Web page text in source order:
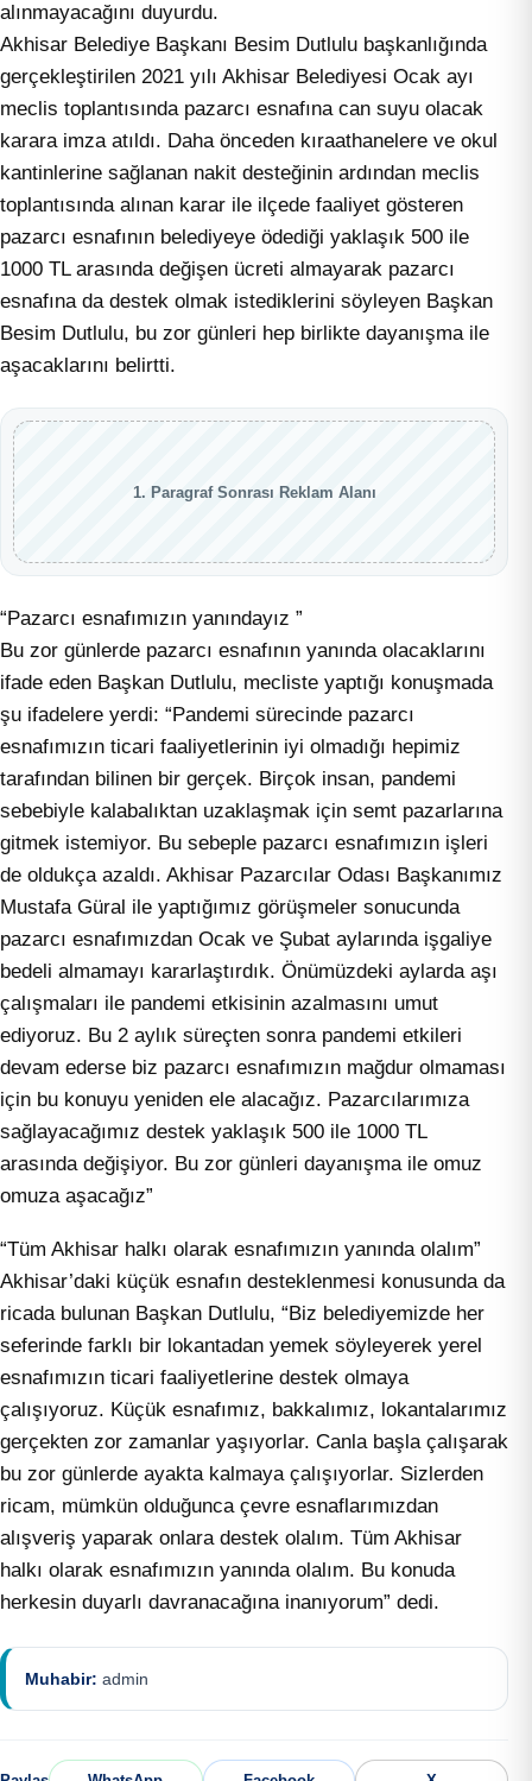
alınmayacağını duyurdu.
Akhisar Belediye Başkanı Besim Dutlulu başkanlığında
gerçekleştirilen 2021 yılı Akhisar Belediyesi Ocak ayı
meclis toplantısında pazarcı esnafına can suyu olacak
karara imza atıldı. Daha önceden kıraathanelere ve okul
kantinlerine sağlanan nakit desteğinin ardından meclis
toplantısında alınan karar ile ilçede faaliyet gösteren
pazarcı esnafının belediyeye ödediği yaklaşık 500 ile
1000 TL arasında değişen ücreti almayarak pazarcı
esnafına da destek olmak istediklerini söyleyen Başkan
Besim Dutlulu, bu zor günleri hep birlikte dayanışma ile
aşacaklarını belirtti.
1. Paragraf Sonrası Reklam Alanı
“Pazarcı esnafımızın yanındayız ”
Bu zor günlerde pazarcı esnafının yanında olacaklarını
ifade eden Başkan Dutlulu, mecliste yaptığı konuşmada
şu ifadelere yerdi: “Pandemi sürecinde pazarcı
esnafımızın ticari faaliyetlerinin iyi olmadığı hepimiz
tarafından bilinen bir gerçek. Birçok insan, pandemi
sebebiyle kalabalıktan uzaklaşmak için semt pazarlarına
gitmek istemiyor. Bu sebeple pazarcı esnafımızın işleri
de oldukça azaldı. Akhisar Pazarcılar Odası Başkanımız
Mustafa Güral ile yaptığımız görüşmeler sonucunda
pazarcı esnafımızdan Ocak ve Şubat aylarında işgaliye
bedeli almamayı kararlaştırdık. Önümüzdeki aylarda aşı
çalışmaları ile pandemi etkisinin azalmasını umut
ediyoruz. Bu 2 aylık süreçten sonra pandemi etkileri
devam ederse biz pazarcı esnafımızın mağdur olmaması
için bu konuyu yeniden ele alacağız. Pazarcılarımıza
sağlayacağımız destek yaklaşık 500 ile 1000 TL
arasında değişiyor. Bu zor günleri dayanışma ile omuz
omuza aşacağız”
“Tüm Akhisar halkı olarak esnafımızın yanında olalım”
Akhisar’daki küçük esnafın desteklenmesi konusunda da
ricada bulunan Başkan Dutlulu, “Biz belediyemizde her
seferinde farklı bir lokantadan yemek söyleyerek yerel
esnafımızın ticari faaliyetlerine destek olmaya
çalışıyoruz. Küçük esnafımız, bakkalımız, lokantalarımız
gerçekten zor zamanlar yaşıyorlar. Canla başla çalışarak
bu zor günlerde ayakta kalmaya çalışıyorlar. Sizlerden
ricam, mümkün olduğunca çevre esnaflarımızdan
alışveriş yaparak onlara destek olalım. Tüm Akhisar
halkı olarak esnafımızın yanında olalım. Bu konuda
herkesin duyarlı davranacağına inanıyorum” dedi.
Muhabir: admin